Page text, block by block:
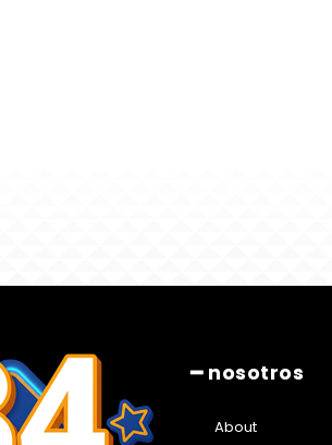
━ nosotros
About